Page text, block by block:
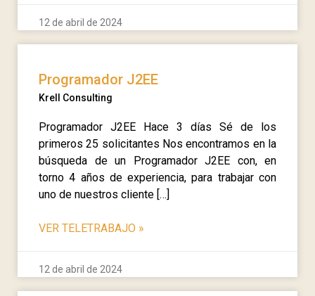
12 de abril de 2024
Programador J2EE
Krell Consulting
Programador J2EE Hace 3 días Sé de los
primeros 25 solicitantes Nos encontramos en la
búsqueda de un Programador J2EE con, en
torno 4 años de experiencia, para trabajar con
uno de nuestros cliente […]
VER TELETRABAJO »
12 de abril de 2024